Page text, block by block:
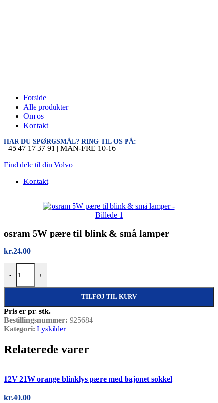
Forside
Alle produkter
Om os
Kontakt
HAR DU SPØRGSMÅL? RING TIL OS PÅ:
+45 47 17 37 91 | MAN-FRE 10-16
Find dele til din Volvo
Kontakt
osram 5W pære til blink & små lamper
kr.24.00
-
osram 5W pære til blink & små lamper antal
+
TILFØJ TIL KURV
Pris er pr. stk.
Bestillingsnummer: 925684
Kategori: Lyskilder
Relaterede varer
12V 21W orange blinklys pære med bajonet sokkel
kr.40.00